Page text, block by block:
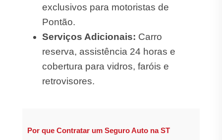
exclusivos para motoristas de
Pontão.
Serviços Adicionais: Carro
reserva, assistência 24 horas e
cobertura para vidros, faróis e
retrovisores.
Por que Contratar um Seguro Auto na ST